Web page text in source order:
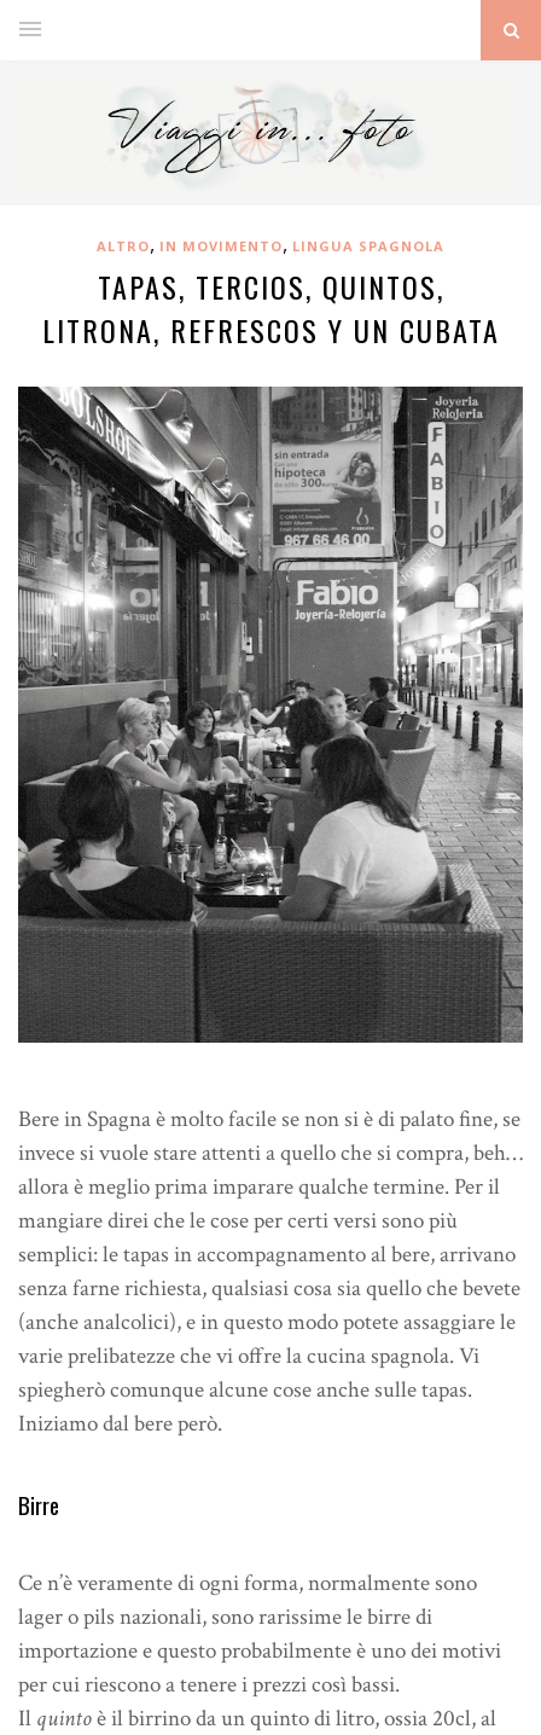
ALTRO, IN MOVIMENTO, LINGUA SPAGNOLA
TAPAS, TERCIOS, QUINTOS,
LITRONA, REFRESCOS Y UN CUBATA
Bere in Spagna è molto facile se non si è di palato fine, se
invece si vuole stare attenti a quello che si compra, beh…
allora è meglio prima imparare qualche termine. Per il
mangiare direi che le cose per certi versi sono più
semplici: le tapas in accompagnamento al bere, arrivano
senza farne richiesta, qualsiasi cosa sia quello che bevete
(anche analcolici), e in questo modo potete assaggiare le
varie prelibatezze che vi offre la cucina spagnola. Vi
spiegherò comunque alcune cose anche sulle tapas.
Iniziamo dal bere però.
Birre
Ce n’è veramente di ogni forma, normalmente sono
lager o pils nazionali, sono rarissime le birre di
importazione e questo probabilmente è uno dei motivi
per cui riescono a tenere i prezzi così bassi.
Il quintoè il birrino da un quinto di litro, ossia 20cl, al